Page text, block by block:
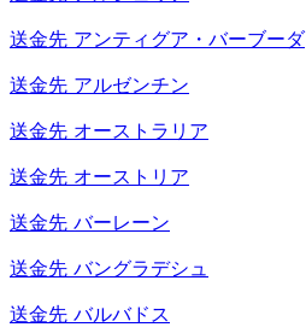
送金先 アンティグア・バーブーダ
送金先 アルゼンチン
送金先 オーストラリア
送金先 オーストリア
送金先 バーレーン
送金先 バングラデシュ
送金先 バルバドス